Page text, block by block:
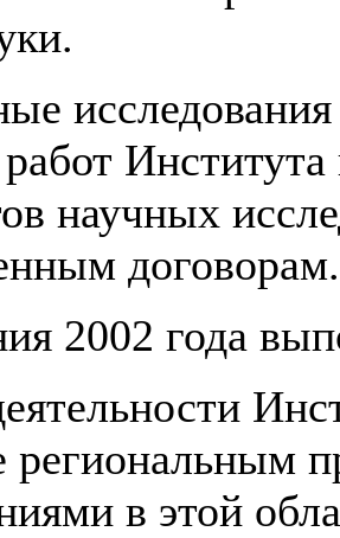
научных
договорам.
2002 года
региональным
в этой